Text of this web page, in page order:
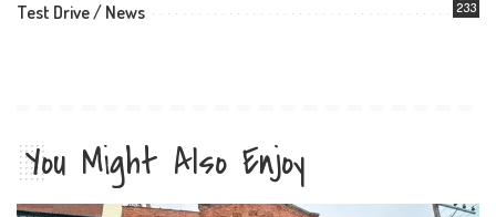
Test Drive / News 233
You Might Also Enjoy